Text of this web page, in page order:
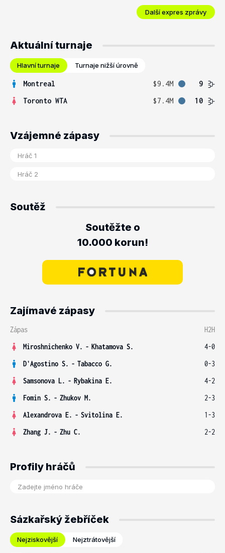
Další expres zprávy
Aktuální turnaje
Hlavní turnaje Turnaje nižší úrovně
Montreal $9.4M
9
Toronto WTA
$7.4M 10
Vzájemné zápasy
Soutěž
Soutěžte o
10.000 korun!
Zajímavé zápasy
Zápas
H2H
Miroshnichenko V. - Khatamova S.
4-0
D'Agostino S. - Tabacco G.
0-3
Samsonova L. - Rybakina E.
4-2
Fomin S. - Zhukov M.
2-3
Alexandrova E. - Svitolina E.
1-3
Zhang J. - Zhu C. 2-2
Profily hráčů
Sázkařský žebříček
Nejziskovější Nejztrátovější